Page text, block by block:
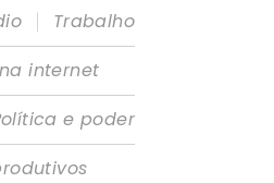
|
Trabalho
internet
e poder